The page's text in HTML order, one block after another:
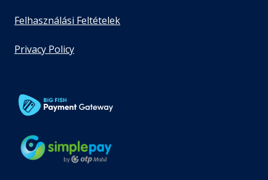
Felhasználási Feltételek
Privacy Policy